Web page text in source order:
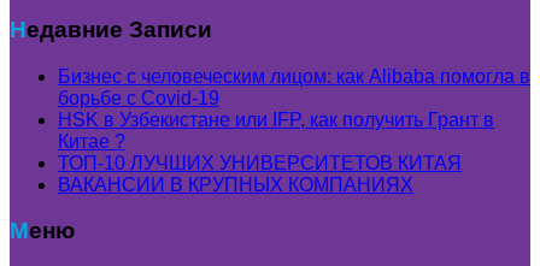
Недавние Записи
Бизнес с человеческим лицом: как Alibaba помогла в
борьбе с Covid-19
HSK в Узбекистане или IFP, как получить Грант в
Китае ?
ТОП-10 ЛУЧШИХ УНИВЕРСИТЕТОВ КИТАЯ
ВАКАНСИИ В КРУПНЫХ КОМПАНИЯХ
Меню